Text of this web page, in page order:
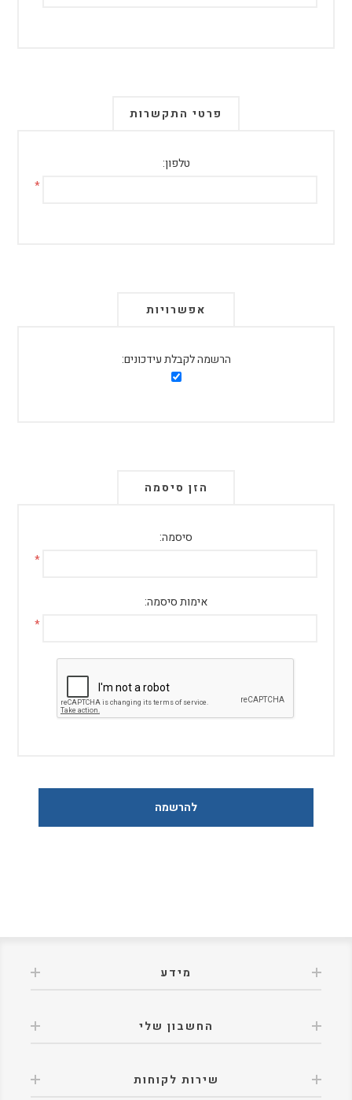
פרטי התקשרות
טלפון:
*
אפשרויות
הרשמה לקבלת עידכונים:
הזן סיסמה
סיסמה:
*
אימות סיסמה:
*
מידע
החשבון שלי
שירות לקוחות